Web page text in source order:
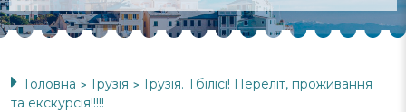
Головна > Грузія >
Грузія. Тбілісі! Переліт, проживання
та екскурсія!!!!!